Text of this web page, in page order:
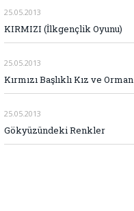
25.05.2013
KIRMIZI (İlkgençlik Oyunu)
25.05.2013
Kırmızı Başlıklı Kız ve Orman
25.05.2013
Gökyüzündeki Renkler